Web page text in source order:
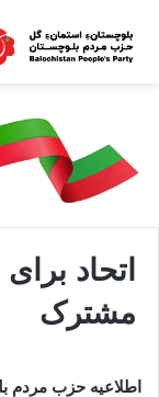
اتحاد
مشترک
اطلاعیه حزب مردم